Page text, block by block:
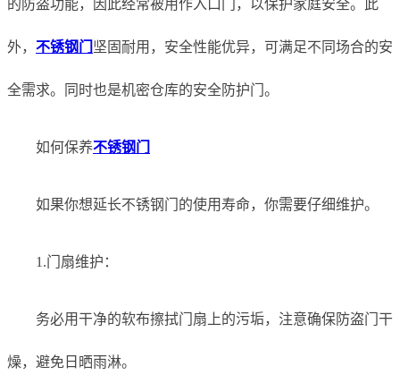
的防盗功能，因此经常被用作入口门，以保护家庭安全。此
外， 不锈钢门 坚固耐用，安全性能优异，可满足不同场合的安
全需求。同时也是机密仓库的安全防护门。
如何保养不锈钢门
如果你想延长不锈钢门的使用寿命，你需要仔细维护。
1.门扇维护：
务必用干净的软布擦拭门扇上的污垢，注意确保防盗门干
燥，避免日晒雨淋。